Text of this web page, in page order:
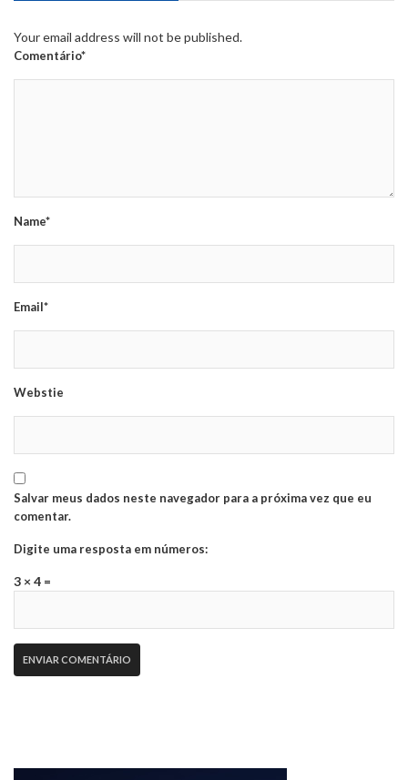
Your email address will not be published.
Comentário*
Name*
Email*
Webstie
Salvar meus dados neste navegador para a próxima vez que eu
comentar.
Digite uma resposta em números:
3 × 4 =